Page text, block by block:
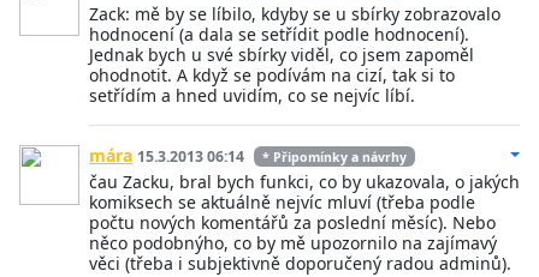
Zack: mě by se líbilo, kdyby se u sbírky zobrazovalo
hodnocení (a dala se setřídit podle hodnocení).
Jednak bych u své sbírky viděl, co jsem zapoměl
ohodnotit. A když se podívám na cizí, tak si to
setřídím a hned uvidím, co se nejvíc líbí.
mára 15.3.2013 06:14 * Připomínky a návrhy
čau Zacku, bral bych funkci, co by ukazovala, o jakých
komiksech se aktuálně nejvíc mluví (třeba podle
počtu nových komentářů za poslední měsíc). Nebo
něco podobnýho, co by mě upozornilo na zajímavý
věci (třeba i subjektivně doporučený radou adminů).